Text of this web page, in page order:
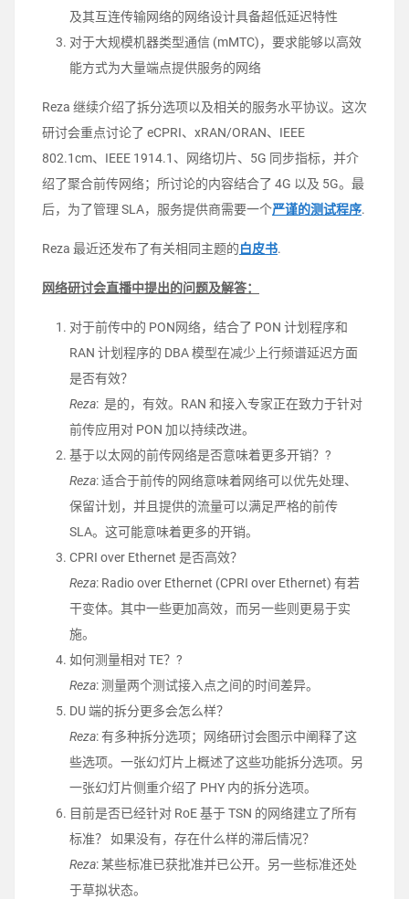
及其互连传输网络的网络设计具备超低延迟特性
对于大规模机器类型通信 (mMTC)，要求能够以高效
能方式为大量端点提供服务的网络
Reza 继续介绍了拆分选项以及相关的服务水平协议。这次
研讨会重点讨论了 eCPRI、xRAN/ORAN、IEEE
802.1cm、IEEE 1914.1、网络切片、5G 同步指标，并介
绍了聚合前传网络；所讨论的内容结合了 4G 以及 5G。最
后，为了管理 SLA，服务提供商需要一个严谨的测试程序.
Reza 最近还发布了有关相同主题的白皮书.
网络研讨会直播中提出的问题及解答：
对于前传中的 PON网络，结合了 PON 计划程序和
RAN 计划程序的 DBA 模型在减少上行频谱延迟方面
是否有效？
Reza: 是的，有效。RAN 和接入专家正在致力于针对
前传应用对 PON 加以持续改进。
基于以太网的前传网络是否意味着更多开销？?
Reza: 适合于前传的网络意味着网络可以优先处理、
保留计划，并且提供的流量可以满足严格的前传
SLA。这可能意味着更多的开销。
CPRI over Ethernet 是否高效？
Reza: Radio over Ethernet (CPRI over Ethernet) 有若
干变体。其中一些更加高效，而另一些则更易于实
施。
如何测量相对 TE？?
Reza: 测量两个测试接入点之间的时间差异。
DU 端的拆分更多会怎么样？
Reza: 有多种拆分选项；网络研讨会图示中阐释了这
些选项。一张幻灯片上概述了这些功能拆分选项。另
一张幻灯片侧重介绍了 PHY 内的拆分选项。
目前是否已经针对 RoE 基于 TSN 的网络建立了所有
标准？ 如果没有，存在什么样的滞后情况？
Reza: 某些标准已获批准并已公开。另一些标准还处
于草拟状态。